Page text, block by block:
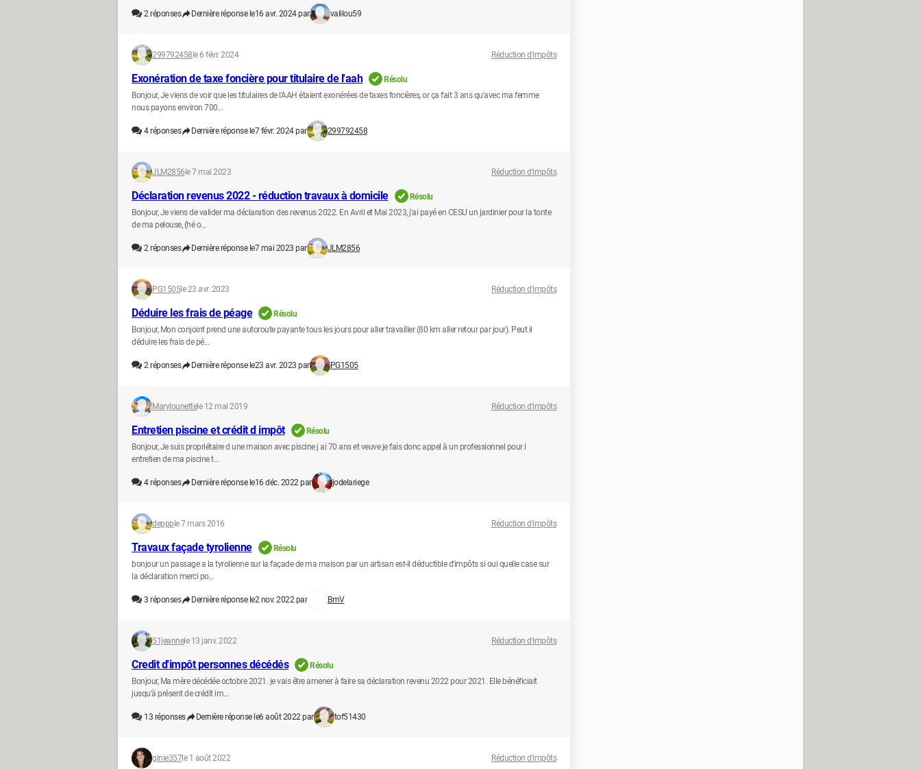
2réponses Dernière réponse le16 avr. 2024 par valilou59
299792458 le 6 févr. 2024 Réduction d'impôts
Exonération de taxe foncière pour titulaire de l'aah
Résolu
Bonjour, Je viens de voir que les titulaires de l'AAH étaient exonérées de taxes foncières, or ça fait 3 ans qu'avec ma femme
nous payons environ 700...
4réponses Dernière réponse le7 févr. 2024 par 299792458
JLM2856 le 7 mai 2023 Réduction d'impôts
Déclaration revenus 2022 - réduction travaux à domicile
Résolu
Bonjour, Je viens de valider ma déclaration des revenus 2022. En Avril et Mai 2023, j'ai payé en CESU un jardinier pour la tonte
de ma pelouse, (hé o...
2réponses Dernière réponse le7 mai 2023 par JLM2856
PG1505 le 23 avr. 2023 Réduction d'impôts
Déduire les frais de péage
Résolu
Bonjour, Mon conjoint prend une autoroute payante tous les jours pour aller travailler (80 km aller retour par jour). Peut il
déduire les frais de pé...
2réponses Dernière réponse le23 avr. 2023 par PG1505
Marylounettele 12 mai 2019 Réduction d'impôts
Entretien piscine et crédit d impôt
Résolu
Bonjour, Je suis propriétaire d une maison avec piscine j ai 70 ans et veuve je fais donc appel à un professionnel pour l
entretien de ma piscine t...
4réponses Dernière réponse le16 déc. 2022 par jodelariege
deppp le 7 mars 2016 Réduction d'impôts
Travaux façade tyrolienne
Résolu
bonjour un passage a la tyrolienne sur la façade de ma maison par un artisan est-il déductible d’impôts si oui quelle case sur
la déclaration merci po...
3 réponses Dernière réponse le2 nov. 2022 par BmV
51jeannele 13 janv. 2022 Réduction d'impôts
Credit d'impôt personnes décédés
Résolu
Bonjour, Ma mère décédée octobre 2021. je vais être amener à faire sa déclaration revenu 2022 pour 2021. Elle bénéficiait
jusqu'à présent de crédit im...
13 réponses Dernière réponse le6 août 2022 par tof51430
ginie357 le 1 août 2022 Réduction d'impôts